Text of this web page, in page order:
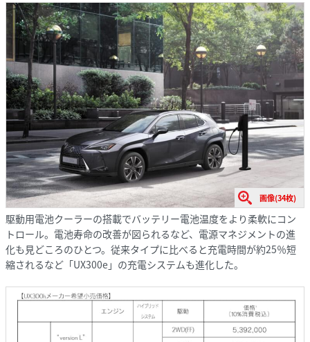
画像(34枚)
駆動用電池クーラーの搭載でバッテリー電池温度をより柔軟にコン
トロール。電池寿命の改善が図られるなど、電源マネジメントの進
化も見どころのひとつ。従来タイプに比べると充電時間が約25％短
縮されるなど「UX300e」の充電システムも進化した。